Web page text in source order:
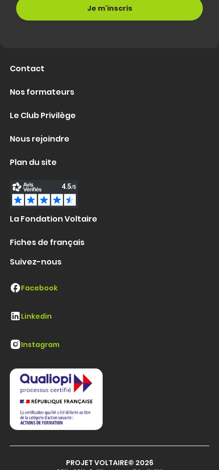
Contact
Nos formateurs
Le Club Privilège
Nous rejoindre
Plan du site
La Fondation Voltaire
Fiches de français
Suivez-nous
Facebook
Linkedin
Instagram
PROJET VOLTAIRE© 2026